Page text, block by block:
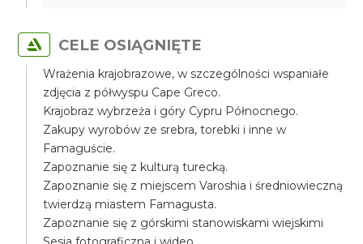
CELE OSIĄGNIĘTE
Wrażenia krajobrazowe, w szczególności wspaniałe
zdjęcia z półwyspu Cape Greco.
Krajobraz wybrzeża i góry Cypru Północnego.
Zakupy wyrobów ze srebra, torebki i inne w
Famaguście.
Zapoznanie się z kulturą turecką.
Zapoznanie się z miejscem Varoshia i średniowieczną
twierdzą miastem Famagusta.
Zapoznanie się z górskimi stanowiskami wiejskimi